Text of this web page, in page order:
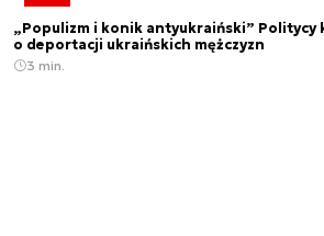
„Populizm i konik antyukraiński” Politycy
o deportacji ukraińskich mężczyzn
3 min.